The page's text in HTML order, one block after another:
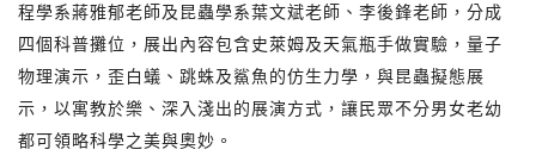
程學系蔣雅郁老師及昆蟲學系葉文斌老師、李後鋒老師，分成
四個科普攤位，展出內容包含史萊姆及天氣瓶手做實驗，量子
物理演示，歪白蟻、跳蛛及鯊魚的仿生力學，與昆蟲擬態展
示，以寓教於樂、深入淺出的展演方式，讓民眾不分男女老幼
都可領略科學之美與奧妙。